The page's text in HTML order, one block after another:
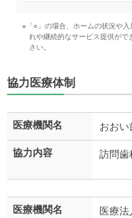
※「○」の場合、ホームの状況や
れや継続的なサービス提供が
さい。
協力医療体制
医療機関名 おお
協力内容 訪問歯
医療機関名 医療